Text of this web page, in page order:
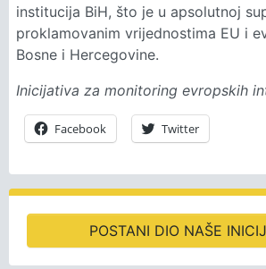
institucija BiH, što je u apsolutnoj
proklamovanim vrijednostima EU i
Bosne i Hercegovine.
Inicijativa za monitoring evropskih
Facebook Twitter
POSTANI DIO NAŠE